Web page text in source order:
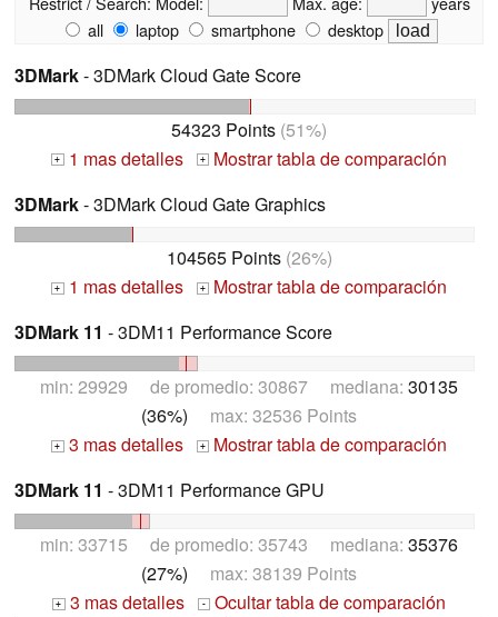
all
laptop smartphone desktop
3DMark- 3DMark Cloud Gate Score
54323 Points (51%)
+ 1 mas detalles +
Mostrar tabla de comparación
3DMark- 3DMark Cloud Gate Graphics
104565 Points(26%)
+ 1 mas detalles +
Mostrar tabla de comparación
3DMark 11 - 3DM11 Performance Score
min: 29929 de promedio: 30867 mediana: 30135
(36%) max: 32536 Points
+ 3 mas detalles +
Mostrar tabla de comparación
3DMark 11 - 3DM11 Performance GPU
min: 33715 de promedio: 35743 mediana: 35376
(27%) max: 38139 Points
+ 3 mas detalles - Ocultar tabla de comparación